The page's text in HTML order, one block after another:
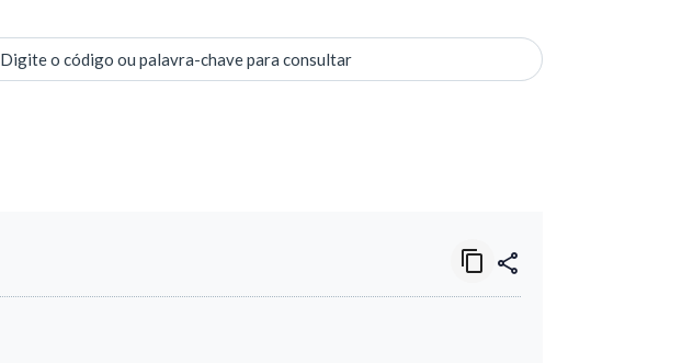
Digite o código ou palavra-chave para consultar